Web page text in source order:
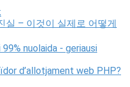
실 – 이것이 실제로 어떻게
nuolaida - geriausi
d’allotjament web PHP?